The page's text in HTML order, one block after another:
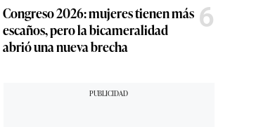
Congreso 2026: mujeres tienen más
escaños, pero la bicameralidad
abrió una nueva brecha
6